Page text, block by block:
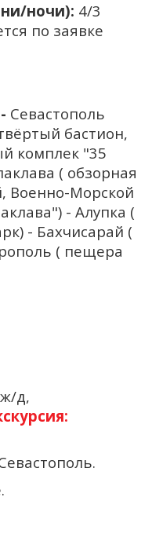
ночи): 4/3
по заявке
- Севастополь
бастион,
комплек "35
( обзорная
Военно-Морской
- Алупка (
- Бахчисарай (
( пещера
д,